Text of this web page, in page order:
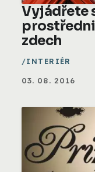
Vyjádřete
zdech
INTERIÉR
03. 08. 2016